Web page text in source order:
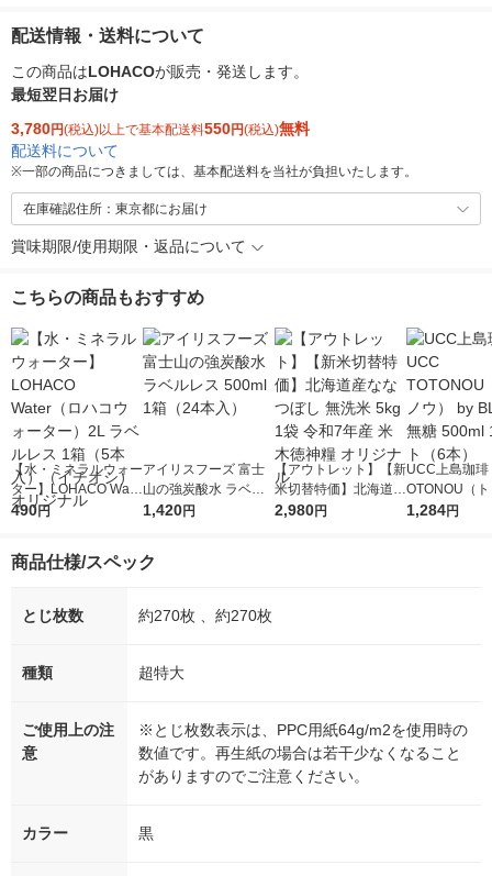
配送情報・送料について
この商品はLOHACOが販売・発送します。
最短翌日お届け
3,780円(税込)以上で基本配送料550円(税込)無料
配送料について
※一部の商品につきましては、基本配送料を当社が負担いたします。
在庫確認住所：東京都にお届け
賞味期限/使用期限・返品について
こちらの商品もおすすめ
【水・ミネラルウォー
ター】LOHACO Wate
r（ロハコウォータ
シ） オリジナル
490円
アイリスフーズ 富士
山の強炭酸水 ラベル
レス 500ml 1箱（24
1,420円
【アウトレット】【新
米切替特価】北海道産
ななつぼし 無洗米 5k
2,980円
UCC上島珈琲
OTONOU（
ウ） by
1,284円
商品仕様/スペック
とじ枚数 約270枚 、約270枚
種類 超特大
ご使用上の注
意
※とじ枚数表示は、PPC用紙64g/m2を使用時の
数値です。再生紙の場合は若干少なくなること
がありますのでご注意ください。
カラー 黒